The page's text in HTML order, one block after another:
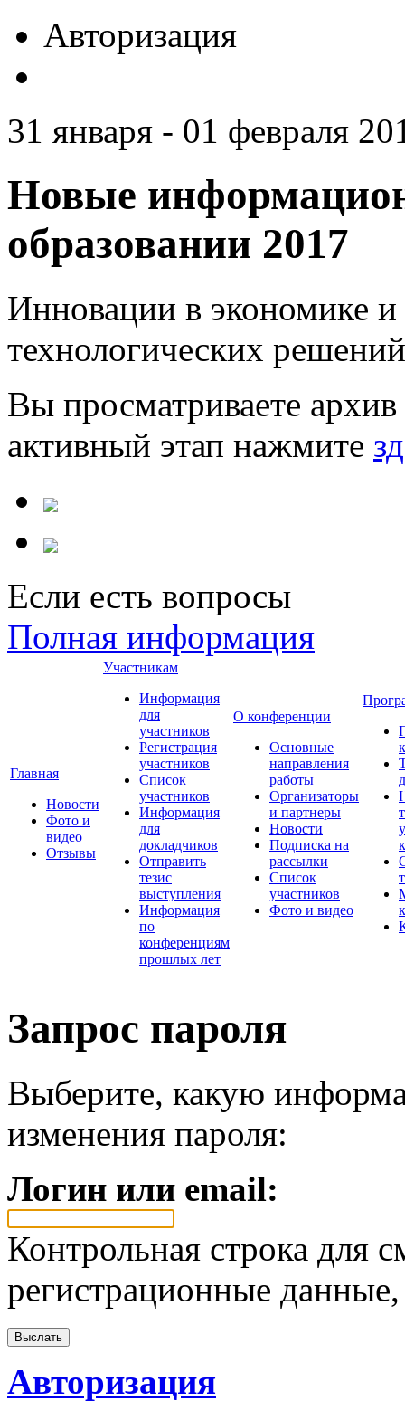
Авторизация
31 января - 01 февраля
Новые
образовании 2017
Инновации в экономике и
технологических
Вы просматриваете
активный этап нажмите
Если есть вопросы
Полная информация
Главная
Новости
Фото и
видео
Отзывы
Участникам
Информация
для
участников
Регистрация
участников
Список
участников
Информация
для
докладчиков
Отправить
тезис
выступления
Информация
по
конференциям
прошлых лет
О конференции
Основные
направления
работы
Организаторы
и партнеры
Новости
Подписка на
рассылки
Список
участников
Фото и видео
Запрос пароля
Выберите, какую
изменения пароля:
Логин или email:
Контрольная строка для
регистрационные
Авторизация